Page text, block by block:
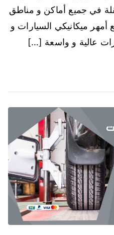
في جميع أماكن و مناطق
أمهر ميكانيكي السيارات و
عالية و واسعة […]